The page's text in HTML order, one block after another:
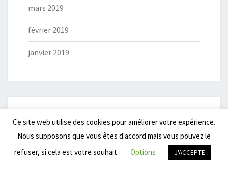
mars 2019
février 2019
janvier 2019
Lien vers sondage du livre
Ce site web utilise des cookies pour améliorer votre expérience.
Nous supposons que vous êtes d'accord mais vous pouvez le
refuser, si cela est votre souhait.
Options J'ACCEPTE